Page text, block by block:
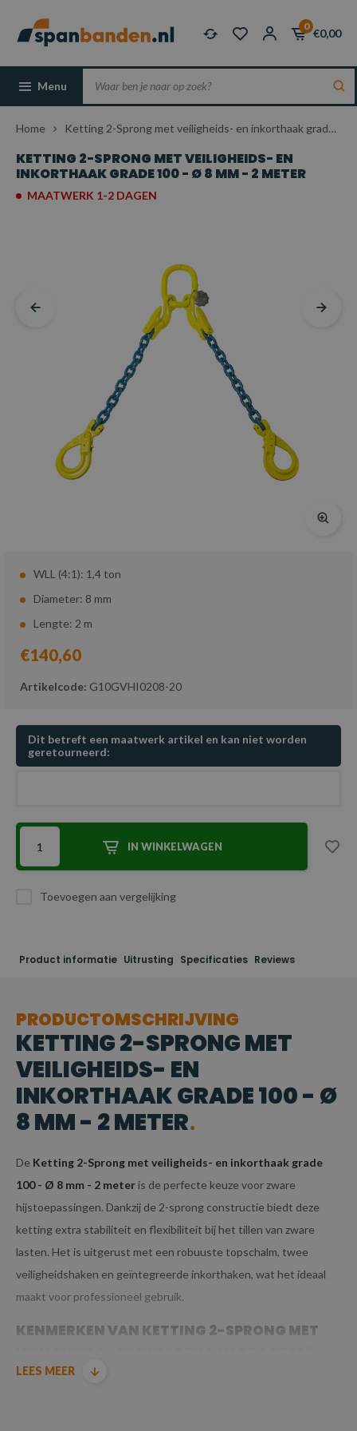
0
€0,00
Menu
Home Ketting 2-Sprong met veiligheids- en inkorthaak grade 100 - Ø 8 mm - 2 meter
KETTING 2-SPRONG MET VEILIGHEIDS- EN
INKORTHAAK GRADE 100 - Ø 8 MM - 2 METER
MAATWERK 1-2 DAGEN
WLL (4:1): 1,4 ton
Diameter: 8 mm
Lengte: 2 m
€140,60
Artikelcode: G10GVHI0208-20
Dit betreft een maatwerk artikel en kan niet worden
geretourneerd:
IN WINKELWAGEN
Toevoegen aan vergelijking
Product informatie Uitrusting Specificaties Reviews
PRODUCTOMSCHRIJVING
KETTING 2-SPRONG MET
VEILIGHEIDS- EN
INKORTHAAK GRADE 100 - Ø
8 MM - 2 METER
De Ketting 2-Sprong met veiligheids- en inkorthaak grade
100 - Ø 8 mm - 2 meteris de perfecte keuze voor zware
hijstoepassingen. Dankzij de 2-sprong constructie biedt deze
ketting extra stabiliteit en flexibiliteit bij het tillen van zware
lasten. Het is uitgerust met een robuuste topschalm, twee
veiligheidshaken en geïntegreerde inkorthaken, wat het ideaal
maakt voor professioneel gebruik.
KENMERKEN VAN KETTING 2-SPRONG MET
8 MM - 2 METER
LEES MEER